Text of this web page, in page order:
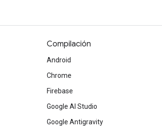
Compilación
Android
Chrome
Firebase
Google AI Studio
Google Antigravity